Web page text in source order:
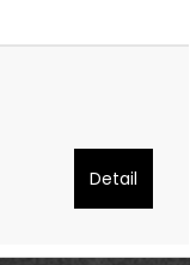
Detail